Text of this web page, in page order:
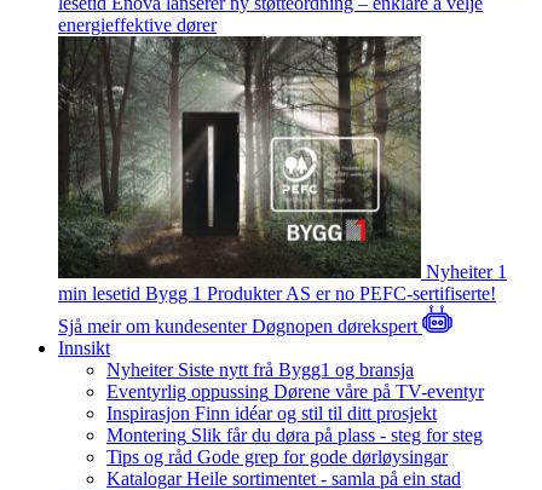
energieffektive dører
Nyheiter 1
min lesetid Bygg 1 Produkter AS er no PEFC-sertifiserte!
Sjå meir om kundesenterDøgnopen dørekspert
Innsikt
Nyheiter Siste nytt frå Bygg1 og bransja
Eventyrlig oppussing Dørene våre på TV-eventyr
Inspirasjon Finn idéar og stil til ditt prosjekt
Montering Slik får du døra på plass - steg for steg
Tips og råd Gode grep for gode dørløysingar
Katalogar Heile sortimentet - samla på ein stad